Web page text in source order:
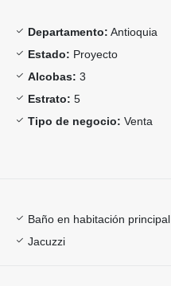
Departamento: Antioquia
Estado: Proyecto
Alcobas: 3
Estrato: 5
Tipo de negocio: Venta
Baño en habitación principal
Jacuzzi